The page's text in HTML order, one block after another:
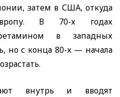
затем в США, откуда
В 70-х годах
в западных
но с конца 80-х — начала
внутрь и вводят